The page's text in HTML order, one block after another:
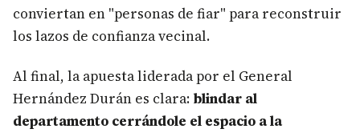
conviertan en "personas de fiar" para reconstruir
los lazos de confianza vecinal.
Al final, la apuesta liderada por el General
Hernández Durán es clara: blindar al
departamento cerrándole el espacio a la